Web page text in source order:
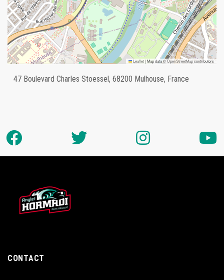
Leaflet|Map data ©OpenStreetMapcontributors
47 Boulevard Charles Stoessel, 68200 Mulhouse, France
CONTACT